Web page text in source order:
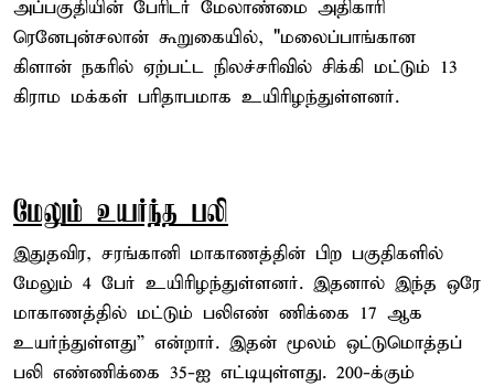
அப்பகுதியின் பேரிடர் மேலாண்மை அதிகாரி
ரெனேபுன்சலான் கூறுகையில், "மலைப்பாங்கான
கிளான் நகரில் ஏற்பட்ட நிலச்சரிவில் சிக்கி மட்டும் 13
கிராம மக்கள் பரிதாபமாக உயிரிழந்துள்ளனர்.
மேலும் உயர்ந்த பலி
இதுதவிர, சரங்கானி மாகாணத்தின் பிற பகுதிகளில்
மேலும் 4 பேர் உயிரிழந்துள்ளனர். இதனால் இந்த ஒரே
மாகாணத்தில் மட்டும் பலிஎண் ணிக்கை 17 ஆக
உயர்ந்துள்ளது” என்றார். இதன் மூலம் ஒட்டுமொத்தப்
பலி எண்ணிக்கை 35-ஐ எட்டியுள்ளது. 200-க்கும்